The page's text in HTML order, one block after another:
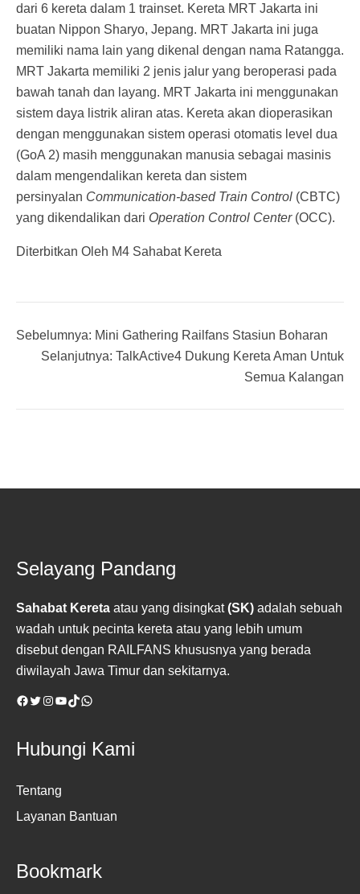
dari 6 kereta dalam 1 trainset. Kereta MRT Jakarta ini
buatan Nippon Sharyo, Jepang. MRT Jakarta ini juga
memiliki nama lain yang dikenal dengan nama Ratangga.
MRT Jakarta memiliki 2 jenis jalur yang beroperasi pada
bawah tanah dan layang. MRT Jakarta ini menggunakan
sistem daya listrik aliran atas. Kereta akan dioperasikan
dengan menggunakan sistem operasi otomatis level dua
(GoA 2) masih menggunakan manusia sebagai masinis
dalam mengendalikan kereta dan sistem
persinyalan Communication-based Train Control (CBTC)
yang dikendalikan dari Operation Control Center(OCC).
Diterbitkan Oleh M4 Sahabat Kereta
Sebelumnya: Mini Gathering Railfans Stasiun Boharan
Selanjutnya: TalkActive4 Dukung Kereta Aman Untuk
Semua Kalangan
Selayang Pandang
Sahabat Kereta atau yang disingkat(SK) adalah sebuah
wadah untuk pecinta kereta atau yang lebih umum
disebut dengan RAILFANS khususnya yang berada
diwilayah Jawa Timur dan sekitarnya.
Facebook Twitter Instagram YouTube TikTok WhatsApp
Hubungi Kami
Tentang
Layanan Bantuan
Bookmark